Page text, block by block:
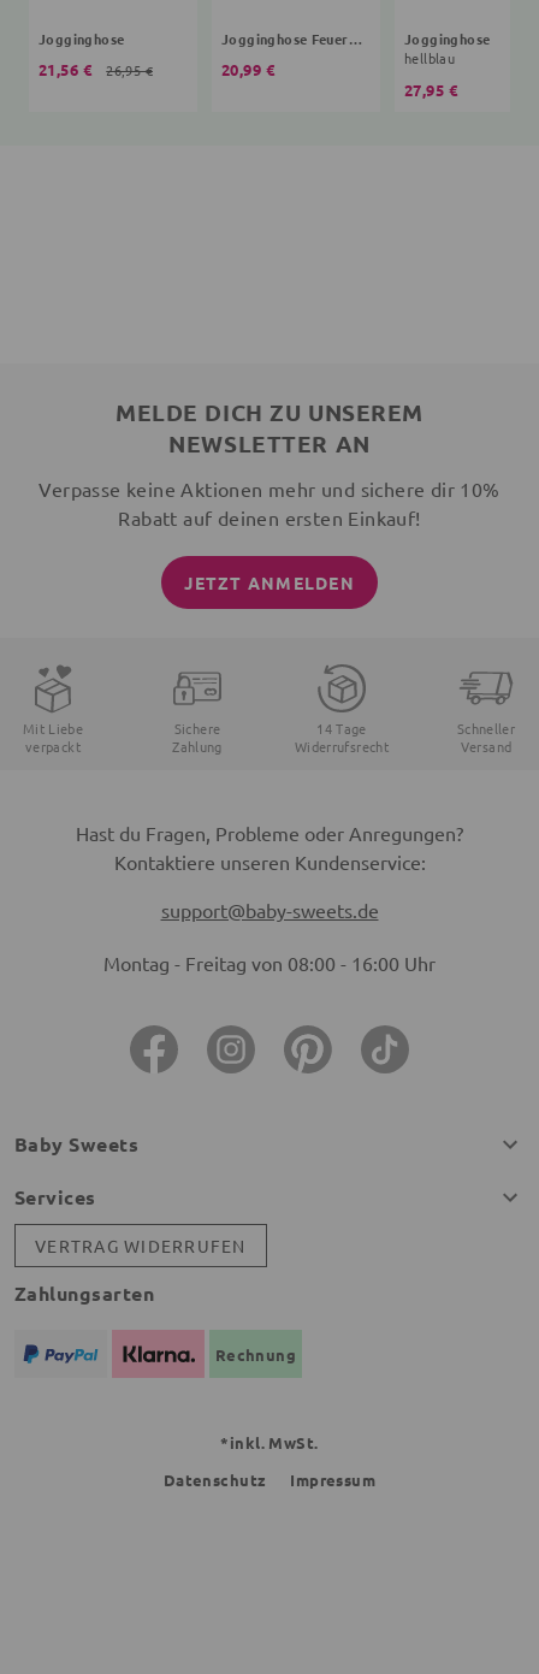
Jogginghose
21,56 € 26,95 €
Jogginghose Feuerwehrmann Sam
20,99 €
Jogginghose
hellblau
27,95 €
MELDE DICH ZU UNSEREM
NEWSLETTER AN
Verpasse keine Aktionen mehr und sichere dir 10%
Rabatt auf deinen ersten Einkauf!
JETZT ANMELDEN
Mit Liebe
verpackt
Sichere
Zahlung
14 Tage
Widerrufsrecht
Schneller
Versand
Hast du Fragen, Probleme oder Anregungen?
Kontaktiere unseren Kundenservice:
support@baby-sweets.de
Montag - Freitag von 08:00 - 16:00 Uhr
Baby Sweets
Services
VERTRAG WIDERRUFEN
Zahlungsarten
Rechnung
*inkl. MwSt.
Datenschutz
Impressum